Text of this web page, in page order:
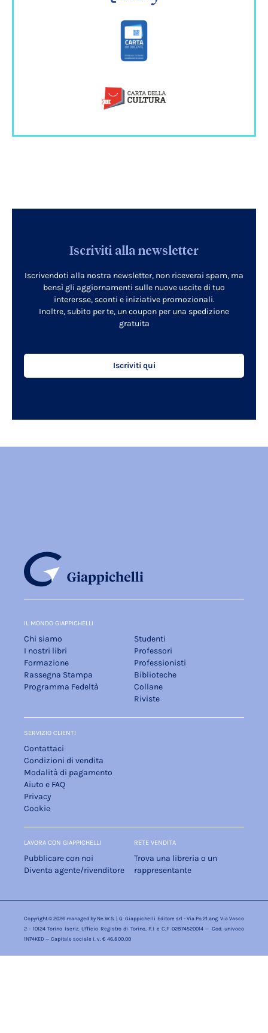
Iscriviti alla newsletter
Iscrivendoti alla nostra newsletter, non riceverai spam, ma
bensì gli aggiornamenti sulle nuove uscite di tuo
interersse, sconti e iniziative promozionali.
Inoltre, subito per te, un coupon per una spedizione
gratuita
Iscriviti qui
IL MONDO GIAPPICHELLI
Chi siamo
I nostri libri
Formazione
Rassegna Stampa
Programma Fedeltà
Studenti
Professori
Professionisti
Biblioteche
Collane
Riviste
SERVIZIO CLIENTI
Contattaci
Condizioni di vendita
Modalità di pagamento
Aiuto e FAQ
Privacy
Cookie
LAVORA CON GIAPPICHELLI
Pubblicare con noi
Diventa agente/rivenditore
RETE VENDITA
Trova una libreria o un
rappresentante
Copyright © 2026 managed by Ne.W.S. | G. Giappichelli Editore srl - Via Po 21 ang. Via Vasco
2 - 10124 Torino Iscriz. Ufficio Registro di Torino, P.I e C.F 02874520014 — Cod. univoco
1N74KED — Capitale sociale i. v. € 46.800,00